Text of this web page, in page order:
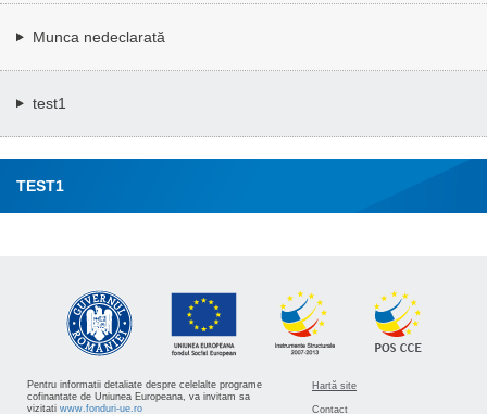
Munca nedeclarată
test1
TEST1
Pentru informatii detaliate despre celelalte programe
cofinantate de Uniunea Europeana, va invitam sa
vizitati www.fonduri-ue.ro
Hartă site
Contact